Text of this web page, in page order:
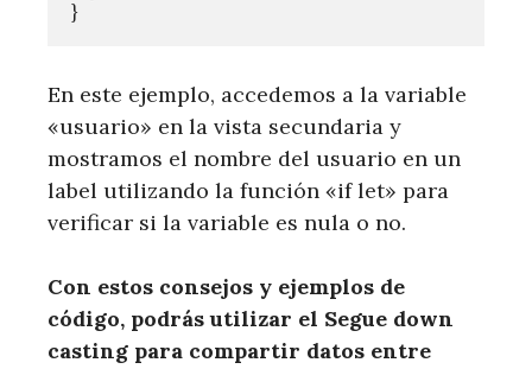
En este ejemplo, accedemos a la variable
«usuario» en la vista secundaria y
mostramos el nombre del usuario en un
label utilizando la función «if let» para
verificar si la variable es nula o no.
Con estos consejos y ejemplos de
código, podrás utilizar el Segue down
casting para compartir datos entre